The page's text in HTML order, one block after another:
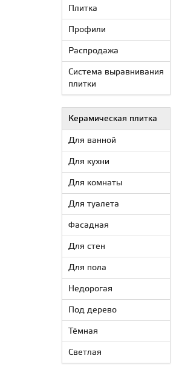
Плитка
Профили
Распродажа
Система выравнивания
плитки
Керамическая плитка
Для ванной
Для кухни
Для комнаты
Для туалета
Фасадная
Для стен
Для пола
Недорогая
Под дерево
Тёмная
Светлая